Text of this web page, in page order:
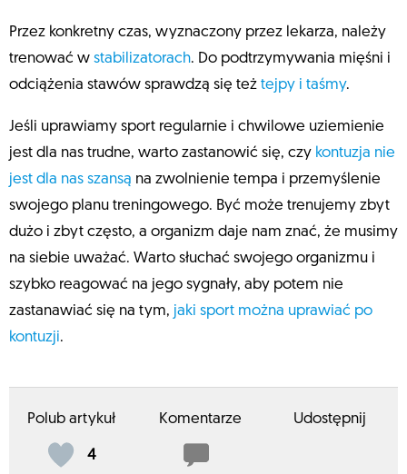
Przez konkretny czas, wyznaczony przez lekarza, należy
trenować w stabilizatorach. Do podtrzymywania mięśni i
odciążenia stawów sprawdzą się też tejpy i taśmy.
Jeśli uprawiamy sport regularnie i chwilowe uziemienie
jest dla nas trudne, warto zastanowić się, czy kontuzja nie
jest dla nas szansą na zwolnienie tempa i przemyślenie
swojego planu treningowego. Być może trenujemy zbyt
dużo i zbyt często, a organizm daje nam znać, że musimy
na siebie uważać. Warto słuchać swojego organizmu i
szybko reagować na jego sygnały, aby potem nie
zastanawiać się na tym, jaki sport można uprawiać po
kontuzji.
Polub artykuł
4
Komentarze Udostępnij